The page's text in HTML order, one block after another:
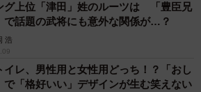
グ上位「津田」姓のルーツは 「豊臣兄
で話題の武将にも意外な関係が…？
浩
イレ、男性用と女性用どっち！？「おし
で「格好いい」デザインが生む笑えない